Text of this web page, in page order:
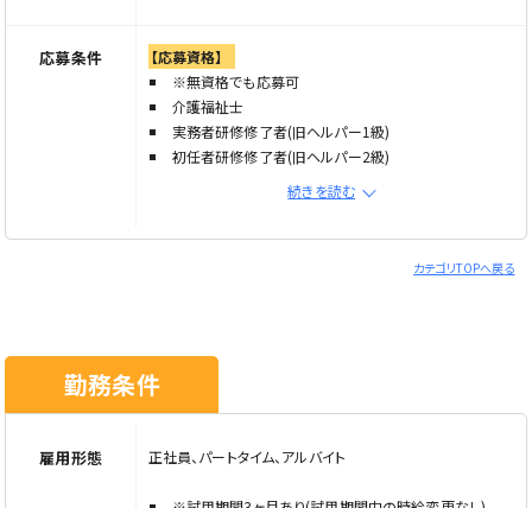
ります。
特別養護老人ホーム／ショートステイ／デイサービスセンタ
ー／介護付き有料法人ホーム
希望の施設につきましては、応募の際お申し付けください。
※働きながら資格取得することが可能(実務者研修受講無
ることができます。
のフォローもしっかりしています。
当あり♪
応募条件
【応募資格】
※無資格でも応募可
介護福祉士
実務者研修修了者(旧ヘルパー1級)
初任者研修修了者(旧ヘルパー2級)
上記いずれかの資格をお持ちの方は尚可
こんな方はぜひご応募ください！
・新しい環境で一からスタートしたい方
・人と接することが好きな方
続きを読む
カテゴリTOPへ戻る
勤務条件
雇用形態 正社員、パートタイム、アルバイト